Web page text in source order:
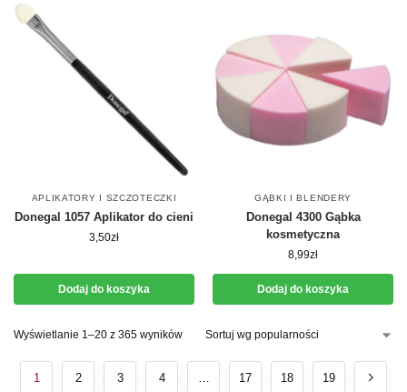
APLIKATORY I SZCZOTECZKI
Donegal 1057 Aplikator do cieni
3,50zł
Dodaj do koszyka
GĄBKI I BLENDERY
Donegal 4300 Gąbka
kosmetyczna
8,99zł
Dodaj do koszyka
Wyświetlanie 1–20 z 365 wyników
1 2 3 4 … 17 18 19